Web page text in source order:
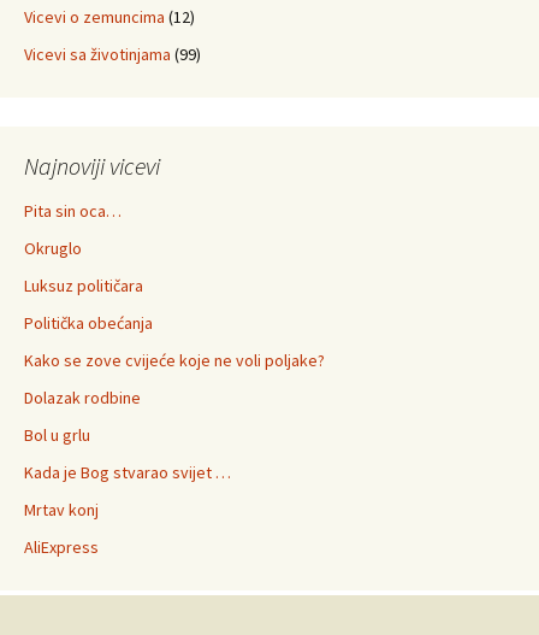
Vicevi o zemuncima (12)
Vicevi sa životinjama (99)
Najnoviji vicevi
Pita sin oca…
Okruglo
Luksuz političara
Politička obećanja
Kako se zove cvijeće koje ne voli poljake?
Dolazak rodbine
Bol u grlu
Kada je Bog stvarao svijet …
Mrtav konj
AliExpress